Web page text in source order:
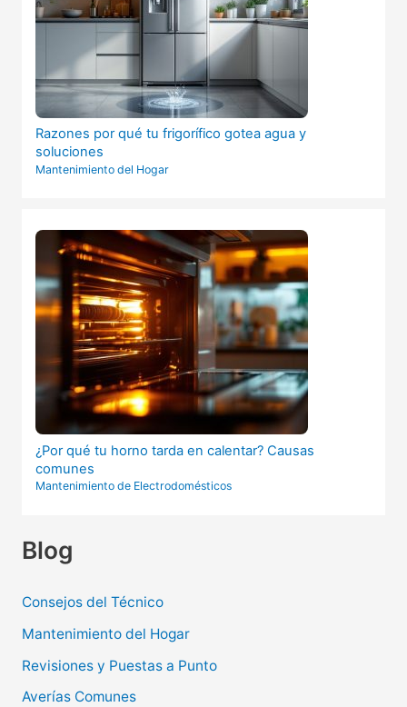
Razones por qué tu frigorífico gotea agua y
soluciones
Mantenimiento del Hogar
¿Por qué tu horno tarda en calentar? Causas
comunes
Mantenimiento de Electrodomésticos
Blog
Consejos del Técnico
Mantenimiento del Hogar
Revisiones y Puestas a Punto
Averías Comunes